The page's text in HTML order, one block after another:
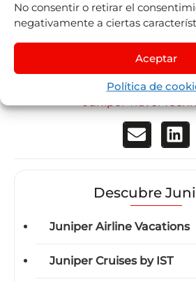
No consentir o retirar el
negativamente a ciertas
Aceptar
Política de
donde la tecnología jugará un
reducción de la huella
turística.
No te quedes atrás,
nuestros profesionales para
Juniper Travel
Descubre
Juniper Airline Vacations
Juniper Cruises by IST